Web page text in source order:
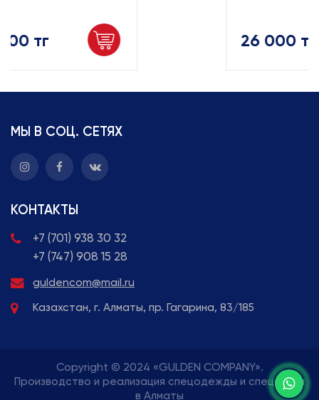
тг 26 000 тг
МЫ В СОЦ. СЕТЯХ
КОНТАКТЫ
+7 (701) 938 30 32
+7 (747) 908 15 28
guldencom@mail.ru
Казахстан, г. Алматы, пр. Гагарина, 83/185
Copyright © 2024 «GULDEN COMPANY».
Производство и реализация спецодежды и спецобуви
в Алматы